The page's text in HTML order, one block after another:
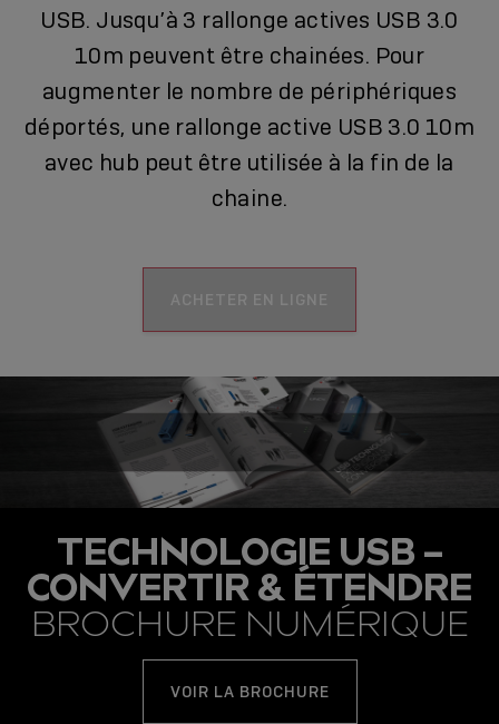
USB. Jusqu’à 3 rallonge actives USB 3.0
10m peuvent être chainées. Pour
augmenter le nombre de périphériques
déportés, une rallonge active USB 3.0 10m
avec hub peut être utilisée à la fin de la
chaine.
ACHETER EN LIGNE
TECHNOLOGIE USB –
CONVERTIR & ÉTENDRE
BROCHURE NUMÉRIQUE
VOIR LA BROCHURE